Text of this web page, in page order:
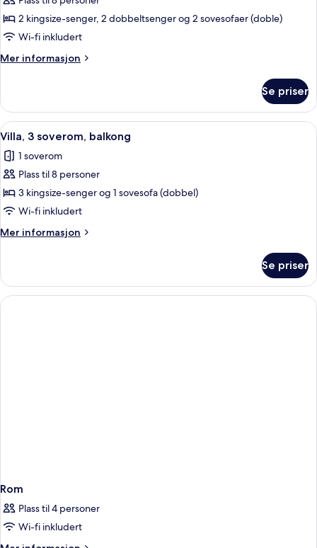
Villa,
3
soverom,
balkong
2 kingsize-senger, 2 dobbeltsenger og 2 sovesofaer (doble)
Wi-fi inkludert
Mer informasjon
Mer
3
soverom,
balkong
Se priser
Åpne
alle
bildene
av
Villa,
3
soverom,
balkong
Flatskjerm-TV, DVD-spiller,
6
Villa, 3 soverom, balkong
1 soverom
Plass til 8 personer
3 kingsize-senger og 1 sovesofa (dobbel)
Wi-fi inkludert
Mer informasjon
Mer
3
soverom,
balkong
Se priser
Rom
Plass til 4 personer
Wi-fi inkludert